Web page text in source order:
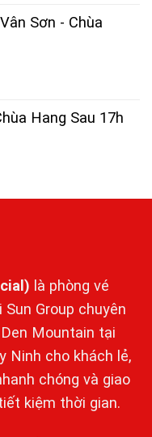
Sơn - Chùa
Hang Sau 17h
là phòng vé
Group chuyên
Mountain tại
Ninh cho khách lẻ,
chóng và giao
kiệm thời gian.